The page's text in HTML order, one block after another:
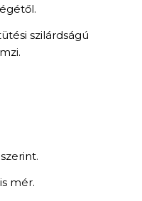
szilárdságú
mér.